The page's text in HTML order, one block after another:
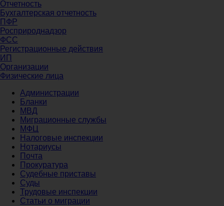
Отчетность
Бухгалтерская отчетность
ПФР
Росприроднадзор
ФСС
Регистрационные действия
ИП
Организации
Физические лица
Администрации
Бланки
МВД
Миграционные службы
МФЦ
Налоговые инспекции
Нотариусы
Почта
Прокуратура
Судебные приставы
Суды
Трудовые инспекции
Статьи о миграции